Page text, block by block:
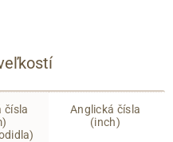
čísla
Anglická čísla
(inch)